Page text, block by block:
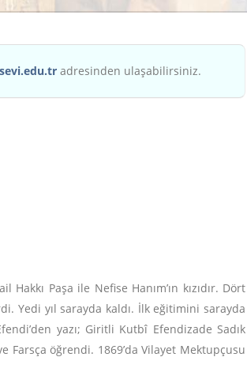
adresinden ulaşabilirsiniz.
Paşa ile Nefise Hanım’ın kızıdır. Dört
Yedi yıl sarayda kaldı. İlk eğitimini sarayda
yazı; Giritli Kutbî Efendizade Sadık
Farsça öğrendi. 1869’da Vilayet Mektupçusu